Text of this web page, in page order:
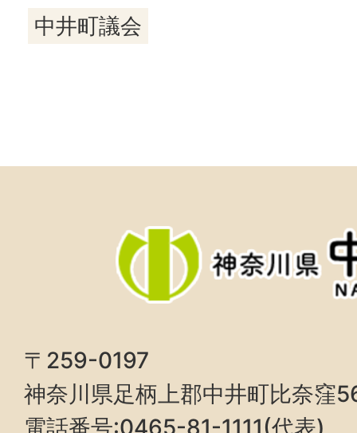
中井町議会
〒259-0197
神奈川県足柄上郡中井町比奈窪
電話番号:0465-81-1111(代表)